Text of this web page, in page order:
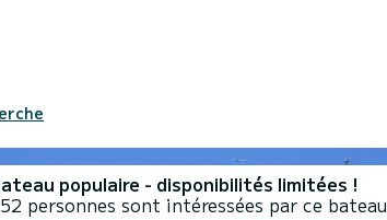
populaire - disponibilités limitées !
personnes sont intéressées par ce bateau